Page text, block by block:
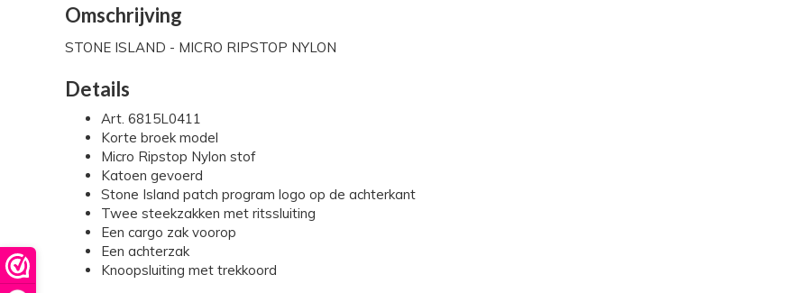
Omschrijving
STONE ISLAND - MICRO RIPSTOP NYLON
Details
Art. 6815L0411
Korte broek model
Micro Ripstop Nylon stof
Katoen gevoerd
Stone Island patch program logo op de achterkant
Twee steekzakken met ritssluiting
Een cargo zak voorop
Een achterzak
Knoopsluiting met trekkoord